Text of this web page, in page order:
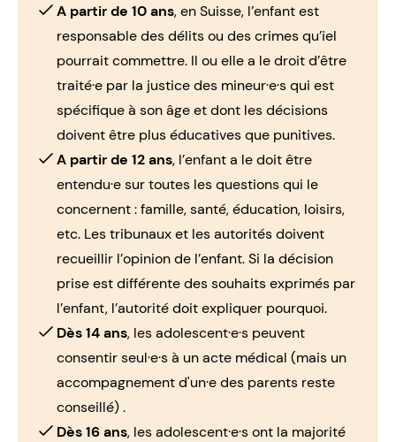
A partir de 10 ans, en Suisse, l’enfant est
responsable des délits ou des crimes qu’iel
pourrait commettre. Il ou elle a le droit d’être
traité·e par la justice des mineur·e·squi est
spécifique à son âge et dont les décisions
doivent être plus éducatives que punitives.
A partir de 12 ans, l’enfant a le doit être
entendu·e sur toutes les questions qui le
concernent : famille, santé, éducation, loisirs,
etc. Les tribunaux et les autorités doivent
recueillir l’opinion de l’enfant. Si la décision
prise est différente des souhaits exprimés par
l’enfant, l’autorité doit expliquer pourquoi.
Dès 14 ans, les adolescent·e·s peuvent
consentir seul·e·s à un acte médical (mais un
accompagnement d'un·e des parents reste
conseillé) .
Dès 16 ans, les adolescent·e·s ont la majorité